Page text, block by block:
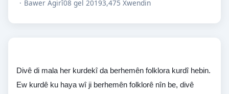
Bawer Agirî08 gel 20193,475 Xwendin
Divê di mala her kurdekî da berhemên folklora kurdî hebin.
Ew kurdê ku haya wî ji berhemên folklorê nîn be, divê